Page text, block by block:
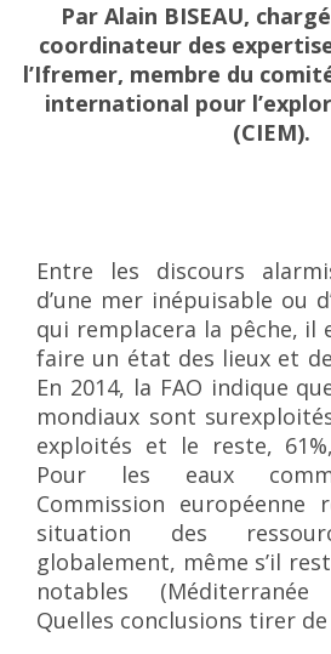
Par Alain BISEAU,
coordinateur des
l’Ifremer, membre du
international pour
(CIEM).
Entre les discours
d’une mer inépuisable ou
qui remplacera la pêche, il
faire un état des lieux et
En 2014, la FAO indique
mondiaux sont
exploités et le reste,
Pour les eaux
Commission européenne
situation des
globalement, même s’il
notables
Quelles conclusions tirer de